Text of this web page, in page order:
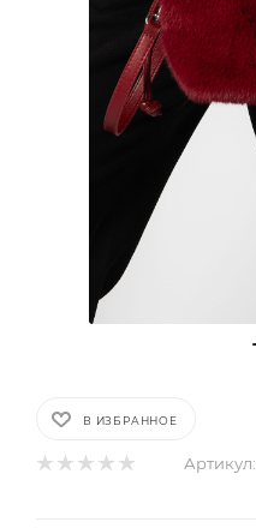
В ИЗБРАННОЕ
Артикул: